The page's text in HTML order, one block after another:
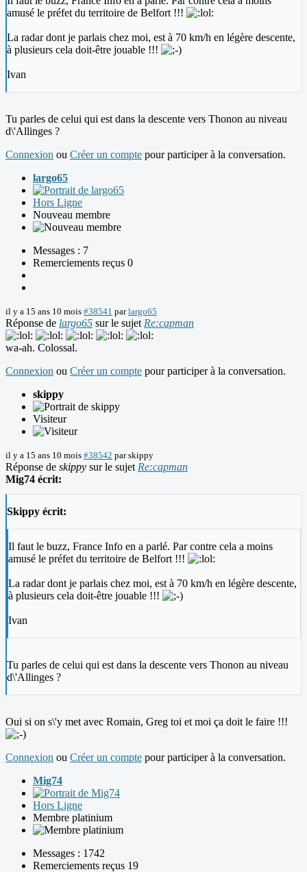
amusé le préfet du territoire de Belfort !!!
La radar dont je parlais chez moi, est à 70 km/h en légère descente,
à plusieurs cela doit-être jouable !!!
Ivan
Tu parles de celui qui est dans la descente vers Thonon au niveau
d\'Allinges ?
Connexion ou Créer un compte pour participer à la conversation.
largo65
Hors Ligne
Nouveau membre
Messages : 7
Remerciements reçus 0
il y a 15 ans 10 mois #38541 parlargo65
Réponse de largo65 sur le sujet Re:capman
wa-ah. Colossal.
Connexion ou Créer un compte pour participer à la conversation.
skippy
Visiteur
il y a 15 ans 10 mois #38542 parskippy
Réponse de skippy sur le sujet Re:capman
Mig74 écrit:
Skippy écrit:
Il faut le buzz, France Info en a parlé. Par contre cela a moins
amusé le préfet du territoire de Belfort !!!
La radar dont je parlais chez moi, est à 70 km/h en légère descente,
à plusieurs cela doit-être jouable !!!
Ivan
Tu parles de celui qui est dans la descente vers Thonon au niveau
d\'Allinges ?
Oui si on s\'y met avec Romain, Greg toi et moi ça doit le faire !!!
Connexion ou Créer un compte pour participer à la conversation.
Mig74
Hors Ligne
Membre platinium
Messages : 1742
Remerciements reçus 19